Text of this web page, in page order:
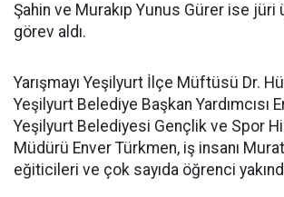
Şahin ve Murakıp Yunus Gürer ise jüri
görev aldı.
Yarışmayı Yeşilyurt İlçe Müftüsü Dr.
Yeşilyurt Belediye Başkan Yardımcısı
Yeşilyurt Belediyesi Gençlik ve Spor
Müdürü Enver Türkmen, iş insanı
eğiticileri ve çok sayıda öğrenci